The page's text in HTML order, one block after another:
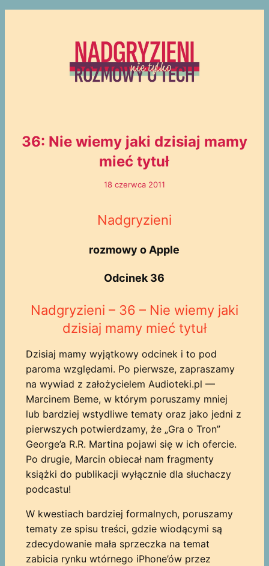
36: Nie wiemy jaki dzisiaj mamy
mieć tytuł
18 czerwca 2011
Nadgryzieni
rozmowy o Apple
Odcinek 36
Nadgryzieni – 36 – Nie wiemy jaki
dzisiaj mamy mieć tytuł
Dzisiaj mamy wyjątkowy odcinek i to pod
paroma względami. Po pierwsze, zapraszamy
na wywiad z założycielem Audioteki.pl —
Marcinem Beme, w którym poruszamy mniej
lub bardziej wstydliwe tematy oraz jako jedni z
pierwszych potwierdzamy, że „Gra o Tron”
George’a R.R. Martina pojawi się w ich ofercie.
Po drugie, Marcin obiecał nam fragmenty
książki do publikacji wyłącznie dla słuchaczy
podcastu!
W kwestiach bardziej formalnych, poruszamy
tematy ze spisu treści, gdzie wiodącymi są
zdecydowanie mała sprzeczka na temat
zabicia rynku wtórnego iPhone’ów przez